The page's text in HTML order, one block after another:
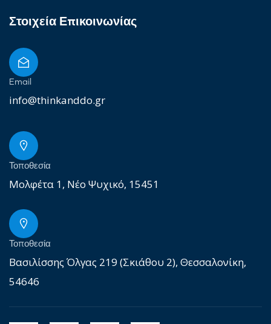
Στοιχεία Επικοινωνίας
Email
info@thinkanddo.gr
Τοποθεσία
Μολφέτα 1, Νέο Ψυχικό, 15451
Τοποθεσία
Βασιλίσσης Όλγας 219 (Σκιάθου 2), Θεσσαλονίκη,
54646